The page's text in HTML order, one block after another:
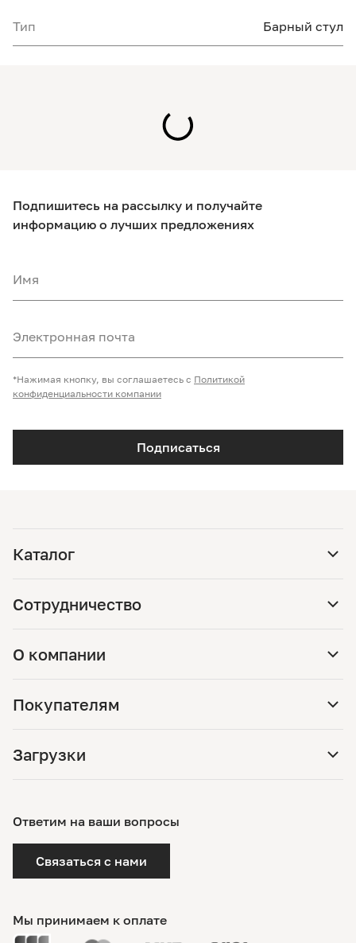
Тип Барный стул
Подпишитесь на рассылку и получайте
информацию о лучших предложениях
Имя
Электронная почта
Подписаться
*Нажимая кнопку, вы соглашаетесь с Политикой
конфиденциальности компании
Каталог
Сотрудничество
О компании
Покупателям
Загрузки
Мы принимаем к оплате
Ответим на ваши вопросы
Связаться с нами